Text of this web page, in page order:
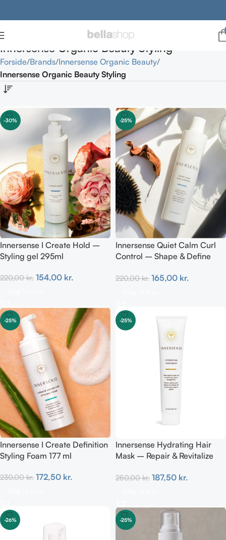
Innersense Organic Beauty Styling
Forside Brands Innersense Organic Beauty
Innersense Organic Beauty Styling
-30%
Innersense I Create Hold –
Styling gel 295ml
220,00kr. 154,00 kr.
-25%
Innersense Quiet Calm Curl
Control – Shape & Define
220,00kr. 165,00 kr.
-25%
Innersense I Create Definition
Styling Foam 177 ml
230,00kr. 172,50 kr.
-25%
Innersense Hydrating Hair
Mask – Repair & Revitalize
250,00kr. 187,50 kr.
-26% -25%